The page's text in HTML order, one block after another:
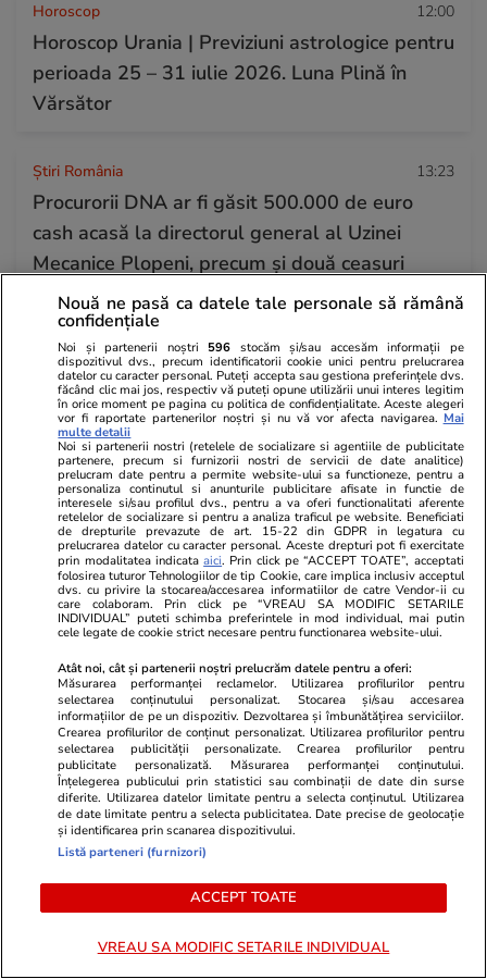
Horoscop 12:00
Horoscop Urania | Previziuni astrologice pentru
perioada 25 – 31 iulie 2026. Luna Plină în
Vărsător
Știri România 13:23
Procurorii DNA ar fi găsit 500.000 de euro
cash acasă la directorul general al Uzinei
Mecanice Plopeni, precum și două ceasuri
Patek Philippe și Rolex
Politică 12:58
SURSE Război politic total. PNL pregătește
trimiterea acasă a garniturilor doi și trei din
instituțiile statului și deconcentratele ocupate
de oamenii PSD
Vacanțe și Cultură 17:56
Noul trend în vacanțele de
familie: părinții își aleg destinațiile
pentru a-i duce pe copii la
concertele idolilor lor
Vacanțe și
Cod roșu
și vijelii în
preferate
Nouă ne pasă ca datele tale personale să rămână
confidențiale
Noi și partenerii noștri 596 stocăm și/sau accesăm informații pe
dispozitivul dvs., precum identificatorii cookie unici pentru prelucrarea
datelor cu caracter personal. Puteți accepta sau gestiona preferințele dvs.
făcând clic mai jos, respectiv vă puteți opune utilizării unui interes legitim
în orice moment pe pagina cu politica de confidențialitate. Aceste alegeri
vor fi raportate partenerilor noștri și nu vă vor afecta navigarea. Mai
multe detalii
Noi si partenerii nostri (retelele de socializare si agentiile de publicitate
partenere, precum si furnizorii nostri de servicii de date analitice)
prelucram date pentru a permite website-ului sa functioneze, pentru a
personaliza continutul si anunturile publicitare afisate in functie de
interesele si/sau profilul dvs., pentru a va oferi functionalitati aferente
retelelor de socializare si pentru a analiza traficul pe website. Beneficiati
de drepturile prevazute de art. 15-22 din GDPR in legatura cu
prelucrarea datelor cu caracter personal. Aceste drepturi pot fi exercitate
prin modalitatea indicataaici. Prin click pe “ACCEPT TOATE”, acceptati
folosirea tuturor Tehnologiilor de tip Cookie, care implica inclusiv acceptul
dvs. cu privire la stocarea/accesarea informatiilor de catre Vendor-ii cu
care colaboram. Prin click pe “VREAU SA MODIFIC SETARILE
INDIVIDUAL” puteti schimba preferintele in mod individual, mai putin
cele legate de cookie strict necesare pentru functionarea website-ului.
Atât noi, cât și partenerii noștri prelucrăm datele pentru a oferi:
Măsurarea performanței reclamelor. Utilizarea profilurilor pentru
selectarea conținutului personalizat. Stocarea și/sau accesarea
informațiilor de pe un dispozitiv. Dezvoltarea și îmbunătățirea serviciilor.
Crearea profilurilor de conținut personalizat. Utilizarea profilurilor pentru
selectarea publicității personalizate. Crearea profilurilor pentru
publicitate personalizată. Măsurarea performanței conținutului.
Înțelegerea publicului prin statistici sau combinații de date din surse
diferite. Utilizarea datelor limitate pentru a selecta conținutul. Utilizarea
de date limitate pentru a selecta publicitatea. Date precise de geolocație
și identificarea prin scanarea dispozitivului.
Listă parteneri (furnizori)
ACCEPT TOATE
VREAU SA MODIFIC SETARILE INDIVIDUAL